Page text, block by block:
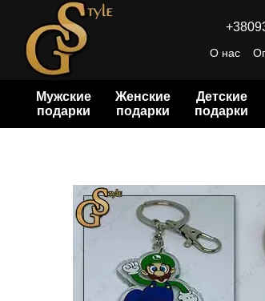
Перейти к основному контенту
О нас
Мужские
подарки
Женские
подарки
Детские
подарки